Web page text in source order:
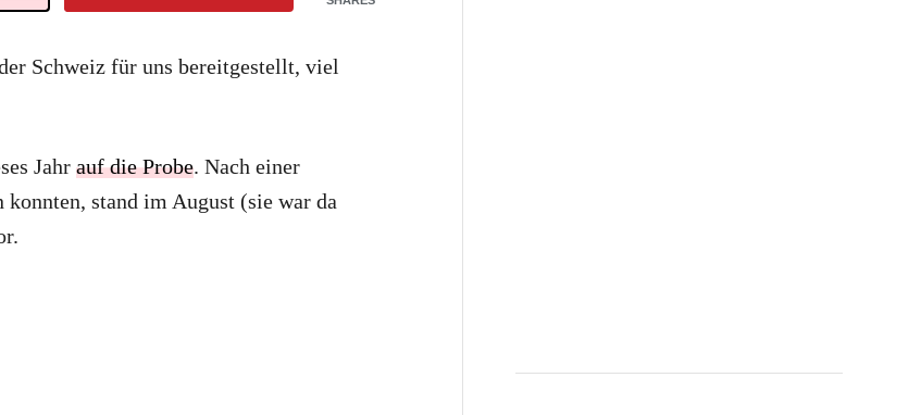
Schweiz für uns bereitgestellt, viel
Jahr auf die Probe. Nach einer
stand im August (sie war da